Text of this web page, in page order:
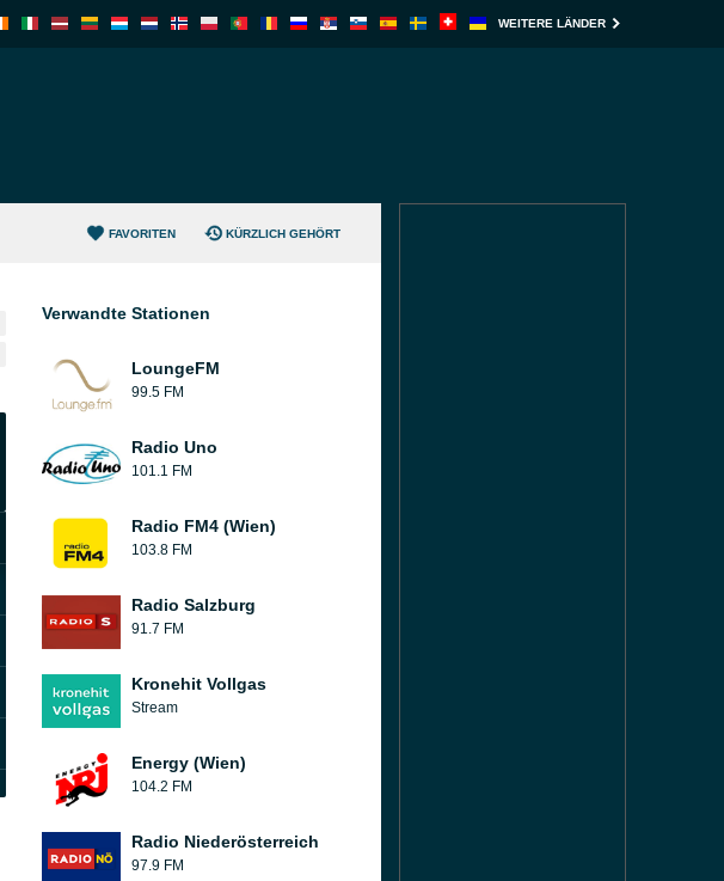
WEITERE LÄNDER
FAVORITEN KÜRZLICH GEHÖRT
Verwandte Stationen
LoungeFM
99.5 FM
Radio Uno
101.1 FM
Radio FM4 (Wien)
103.8 FM
Radio Salzburg
91.7 FM
Kronehit Vollgas
Stream
Energy (Wien)
104.2 FM
Radio Niederösterreich
97.9 FM